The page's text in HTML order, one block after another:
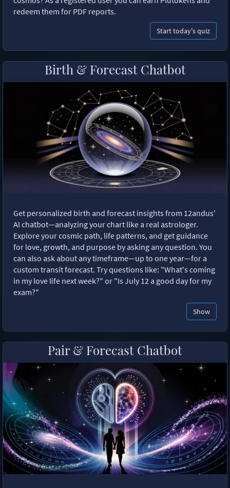
redeem them for PDF reports.
Start today's quiz
Birth & Forecast Chatbot
Get personalized birth and forecast insights from 12andus'
AI chatbot—analyzing your chart like a real astrologer.
Explore your cosmic path, life patterns, and get guidance
for love, growth, and purpose by asking any question. You
can also ask about any timeframe—up to one year—for a
custom transit forecast. Try questions like: "What's coming
in my love life next week?" or "Is July 12 a good day for my
exam?"
Show
Pair & Forecast Chatbot